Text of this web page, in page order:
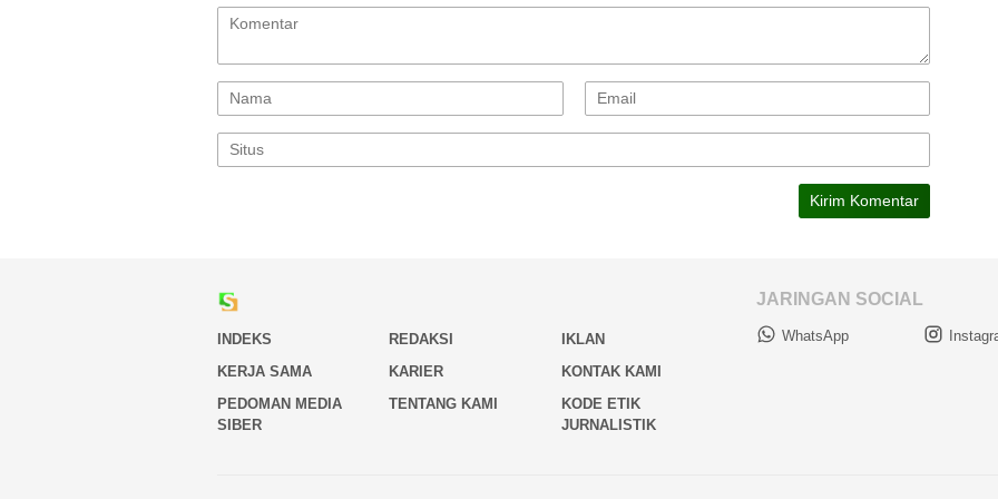
INDEKS REDAKSI
IKLAN
KERJA SAMA
KARIER
KONTAK KAMI
PEDOMAN MEDIA
SIBER
TENTANG KAMI
KODE ETIK
JURNALISTIK
JARINGAN SOCIAL
WhatsApp